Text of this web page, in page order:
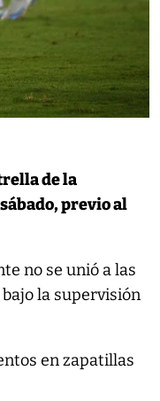
de la
previo al
no se unió a las
la supervisión
en zapatillas